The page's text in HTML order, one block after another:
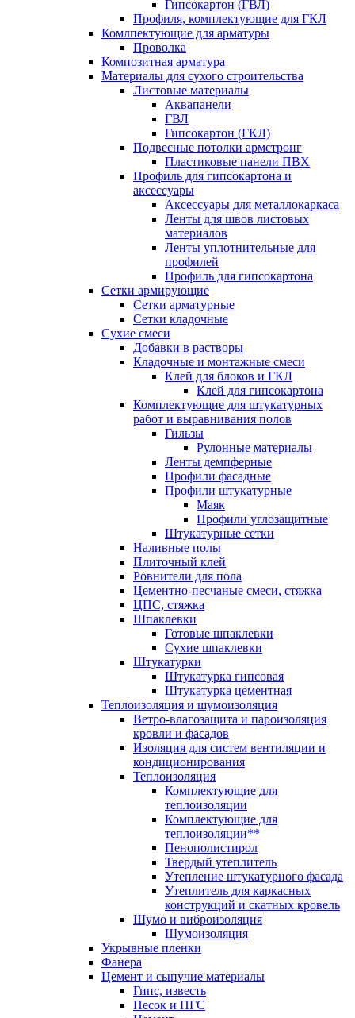
Гипсокартон (ГВЛ)
Профиля, комплектующие для ГКЛ
Комлпектующие для арматуры
Проволка
Композитная арматура
Материалы для сухого строительства
Листовые материалы
Аквапанели
ГВЛ
Гипсокартон (ГКЛ)
Подвесные потолки армстронг
Пластиковые панели ПВХ
Профиль для гипсокартона и
аксессуары
Аксессуары для металлокаркаса
Ленты для швов листовых
материалов
Ленты уплотнительные для
профилей
Профиль для гипсокартона
Сетки армирующие
Сетки арматурные
Сетки кладочные
Сухие смеси
Добавки в растворы
Кладочные и монтажные смеси
Клей для блоков и ГКЛ
Клей для гипсокартона
Комплектующие для штукатурных
работ и выравнивания полов
Гильзы
Рулонные материалы
Ленты демпферные
Профили фасадные
Профили штукатурные
Маяк
Профили углозащитные
Штукатурные сетки
Наливные полы
Плиточный клей
Ровнители для пола
Цементно-песчаные смеси, стяжка
ЦПС, стяжка
Шпаклевки
Готовые шпаклевки
Сухие шпаклевки
Штукатурки
Штукатурка гипсовая
Штукатурка цементная
Теплоизоляция и шумоизоляция
Ветро-влагозащита и пароизоляция
кровли и фасадов
Изоляция для систем вентиляции и
кондиционирования
Теплоизоляция
Комплектующие для
теплоизоляции
Комплектующие для
теплоизоляции**
Пенополистирол
Твердый утеплитель
Утепление штукатурного фасада
Утеплитель для каркасных
конструкций и скатных кровель
Шумо и виброизоляция
Шумоизоляция
Укрывные пленки
Фанера
Цемент и сыпучие материалы
Гипс, известь
Песок и ПГС